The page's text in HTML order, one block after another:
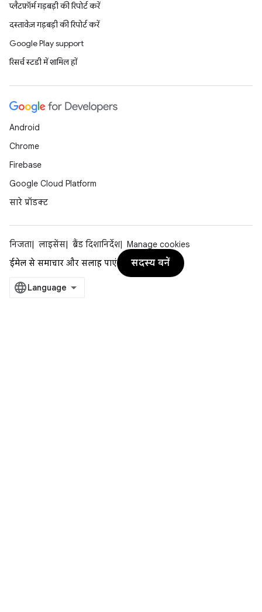
प्लैटफ़ॉर्म गड़बड़ी की रिपोर्ट करें
दस्तावेज़ गड़बड़ी की रिपोर्ट करें
Google Play support
रिसर्च स्टडी में शामिल हों
Android
Chrome
Firebase
Google Cloud Platform
सारे प्रॉडक्ट
निजता लाइसेंस ब्रैंड दिशानिर्देश
Manage cookies
ईमेल से समाचार और सलाह पाएं
सदस्य बनें